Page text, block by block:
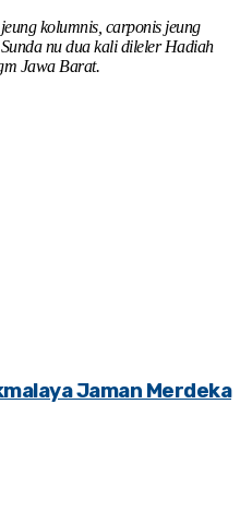
kolumnis, carponis jeung
nu dua kali dileler Hadiah
Jawa Barat.
Jaman Merdeka